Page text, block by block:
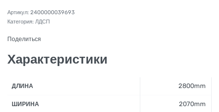
2400000039693
Категория: ЛДСП
Поделиться
Характеристики
ДЛИНА 2800mm
ШИРИНА 2070mm